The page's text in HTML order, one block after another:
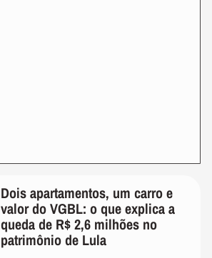
Dois apartamentos, um carro e
valor do VGBL: o que explica a
queda de R$ 2,6 milhões no
patrimônio de Lula